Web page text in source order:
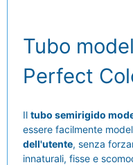
Tubo
Perfect
Il tubo semirigido
essere facilmente
dell'utente, senza
innaturali, fisse e